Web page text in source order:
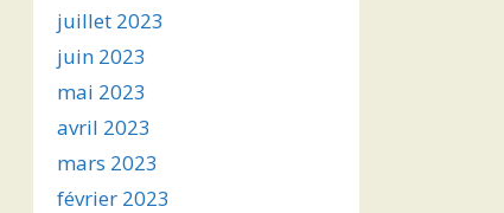
juillet 2023
juin 2023
mai 2023
avril 2023
mars 2023
février 2023